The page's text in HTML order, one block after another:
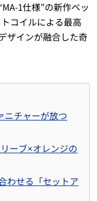
1仕様”の新作ベッ
コイルによる最高
ザインが融合した奇
ニチャーが放つ
ーブ×オレンジの
わせる「セットア